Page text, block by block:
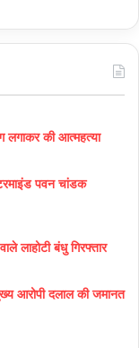
लगाकर की आत्महत्या
पवन चांडक
लाहोटी बंधु गिरफ्तार
आरोपी दलाल की जमानत